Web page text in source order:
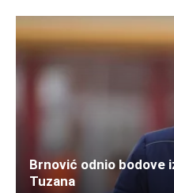
Brnović odnio bodove
Tuzana